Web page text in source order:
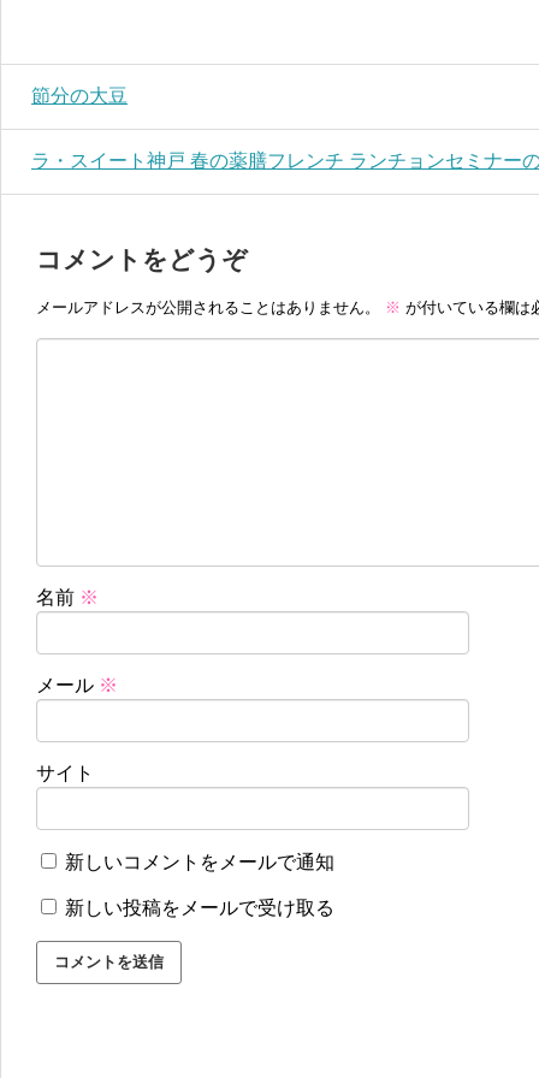
節分の大豆
ラ・スイート神戸 春の薬膳フレンチ ランチョンセミナー
コメントをどうぞ
メールアドレスが公開されることはありません。 ※ が付いている欄は
名前 ※
メール ※
サイト
新しいコメントをメールで通知
新しい投稿をメールで受け取る